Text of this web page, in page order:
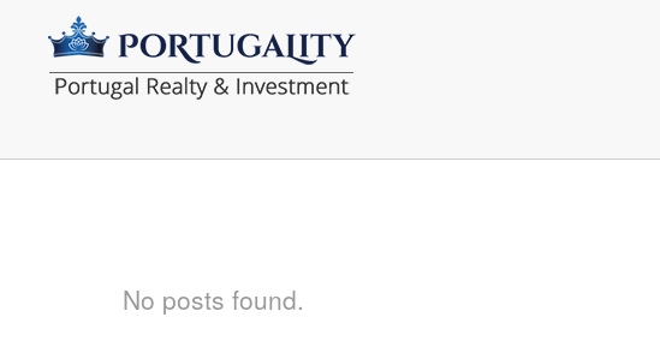
No posts found.